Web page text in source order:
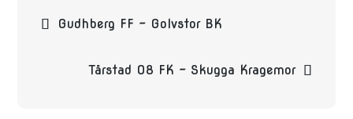
Gudhberg FF – Golvstor BK
Tårstad 08 FK – Skugga Kragemor